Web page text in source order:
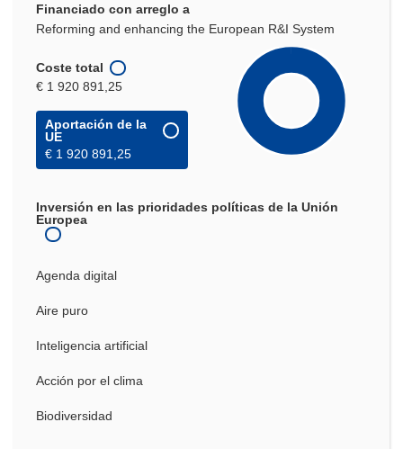
Financiado con arreglo a
Reforming and enhancing the European R&I System
Coste total
€ 1 920 891,25
Aportación de la
UE
€ 1 920 891,25
Inversión en las prioridades políticas de la Unión
Europea
Agenda digital
Aire puro
Inteligencia artificial
Acción por el clima
Biodiversidad